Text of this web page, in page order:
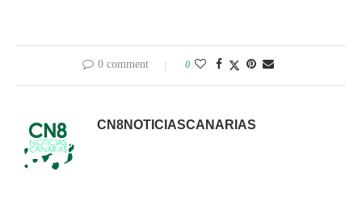
0 comment 0
CN8NOTICIASCANARIAS